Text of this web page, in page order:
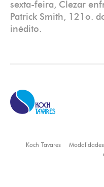
sexta-feira, Clezar
Patrick Smith, 121o.
inédito.
Koch Tavares Modalidades